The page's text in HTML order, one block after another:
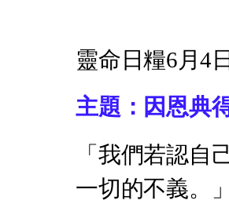
靈命日糧6月4日
主題：因恩典
「我們若認
一切的不義。